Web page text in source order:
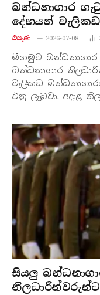
බන්ධනාගාර
දේහයන්
එසැණ 2026-07-08
මීගමුව
බන්ධනාගාර
වැලිකඩ
එනු ලැබුවා. අදාළ
සියලු